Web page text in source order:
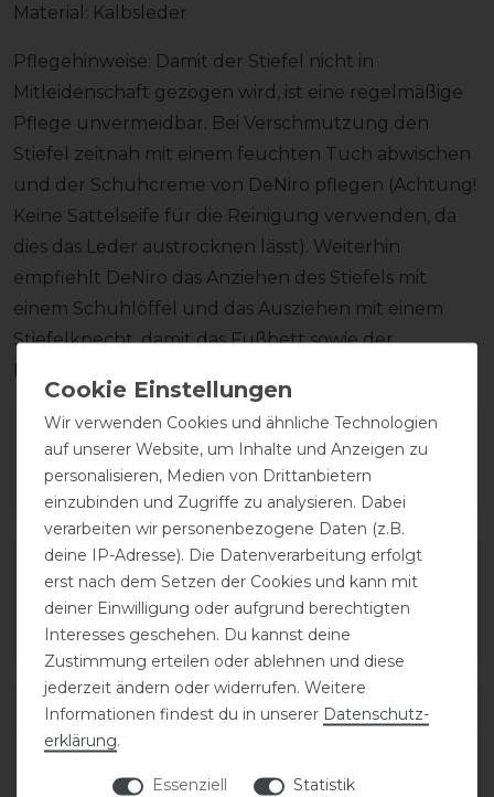
Material: Kalbsleder
Pflegehinweise: Damit der Stiefel nicht in
Mitleidenschaft gezogen wird, ist eine regelmäßige
Pflege unvermeidbar. Bei Verschmutzung den
Stiefel zeitnah mit einem feuchten Tuch abwischen
und der Schuhcreme von DeNiro pflegen (Achtung!
Keine Sattelseife für die Reinigung verwenden, da
dies das Leder austrocknen lässt). Weiterhin
empfiehlt DeNiro das Anziehen des Stiefels mit
einem Schuhlöffel und das Ausziehen mit einem
Stiefelknecht, damit das Fußbett sowie der
Reißverschluss unversehrt bleiben.
Wie hat dir die Artikelbeschreibung
gefallen?
Varianten-ID:138509
SKU:salentino/02-quick-black/toplucido-44-
Wir verwenden Cookies und ähnliche Technologien
auf unserer Website, um Inhalte und Anzeigen zu
personalisieren, Medien von Drittanbietern
einzubinden und Zugriffe zu analysieren. Dabei
verarbeiten wir personenbezogene Daten (z.B.
deine IP-Adresse). Die Datenverarbeitung erfolgt
erst nach dem Setzen der Cookies und kann mit
deiner Einwilligung oder aufgrund berechtigten
Interesses geschehen. Du kannst deine
Zustimmung erteilen oder ablehnen und diese
jederzeit ändern oder widerrufen. Weitere
Informationen findest du in unserer Daten­schutz­
erklärung.
Essenziell Statistik